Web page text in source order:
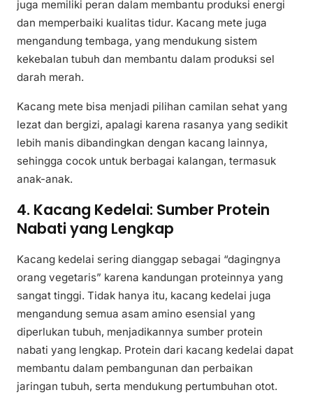
juga memiliki peran dalam membantu produksi energi
dan memperbaiki kualitas tidur. Kacang mete juga
mengandung tembaga, yang mendukung sistem
kekebalan tubuh dan membantu dalam produksi sel
darah merah.
Kacang mete bisa menjadi pilihan camilan sehat yang
lezat dan bergizi, apalagi karena rasanya yang sedikit
lebih manis dibandingkan dengan kacang lainnya,
sehingga cocok untuk berbagai kalangan, termasuk
anak-anak.
4. Kacang Kedelai: Sumber Protein
Nabati yang Lengkap
Kacang kedelai sering dianggap sebagai “dagingnya
orang vegetaris” karena kandungan proteinnya yang
sangat tinggi. Tidak hanya itu, kacang kedelai juga
mengandung semua asam amino esensial yang
diperlukan tubuh, menjadikannya sumber protein
nabati yang lengkap. Protein dari kacang kedelai dapat
membantu dalam pembangunan dan perbaikan
jaringan tubuh, serta mendukung pertumbuhan otot.